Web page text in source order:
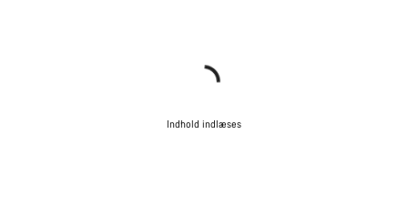
Indhold indlæses